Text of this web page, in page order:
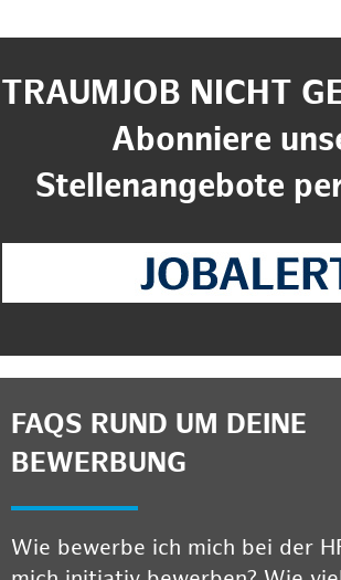
TRAUMJOB NICHT
Abonniere
Stellenangebote
FAQS RUND UM DEINE
BEWERBUNG
Wie bewerbe ich mich bei der